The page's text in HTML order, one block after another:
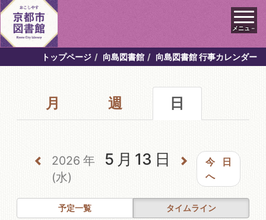
メニュ－
トップページ 向島図書館 向島図書館 行事カレンダー
月 週 日
2026年 5月13日
(水)
今日
へ
予定一覧 タイムライン
00:00
02:00
05:00
06:00